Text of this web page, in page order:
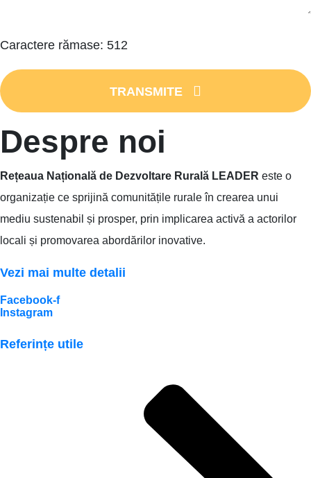
Caractere rămase: 512
TRANSMITE
Despre noi
Rețeaua Națională de Dezvoltare Rurală LEADER este o
organizație ce sprijină comunitățile rurale în crearea unui
mediu sustenabil și prosper, prin implicarea activă a actorilor
locali și promovarea abordărilor inovative.
Vezi mai multe detalii
Facebook-f
Instagram
Referințe utile